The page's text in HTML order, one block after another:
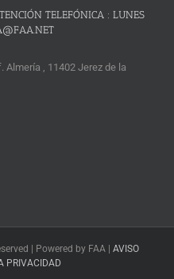
TELEFÓNICA : LUNES
Almería , 11402 Jerez de la
| Powered by FAA | AVISO
PRIVACIDAD